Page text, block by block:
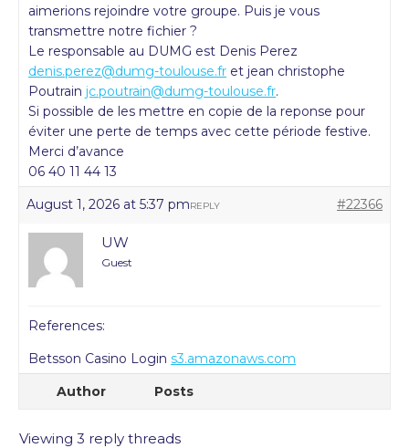
aimerions rejoindre votre groupe. Puis je vous
transmettre notre fichier ?
Le responsable au DUMG est Denis Perez
denis.perez@dumg-toulouse.fr et jean christophe
Poutrain jc.poutrain@dumg-toulouse.fr.
Si possible de les mettre en copie de la reponse pour
éviter une perte de temps avec cette période festive.
Merci d’avance
06 40 11 44 13
August 1, 2026 at 5:37 pm
#22366
REPLY
UW
Guest
References:
Betsson Casino Login s3.amazonaws.com
Author
Posts
Viewing 3 reply threads